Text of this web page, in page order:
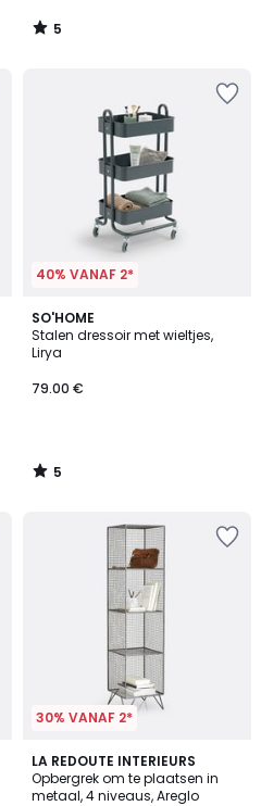
5
/
40% VANAF 2*
SO'HOME
Stalen dressoir met wieltjes,
Lirya
79.00 €
5
/
5
5
/
30% VANAF 2*
LA REDOUTE INTERIEURS
Opbergrek om te plaatsen in
metaal, 4 niveaus, Areglo
4.4
/ 5